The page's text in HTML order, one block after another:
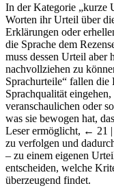
In der Kategorie „kurze
Worten ihr Urteil über
Erklärungen oder
die Sprache dem
muss dessen Urteil aber
nachvollziehen zu
Sprachurteile“ fallen
Sprachqualität
veranschaulichen oder
was sie bewogen hat,
Leser ermöglicht, ← 21
zu verfolgen und
– zu einem eigenen
entscheiden, welche
überzeugend findet.